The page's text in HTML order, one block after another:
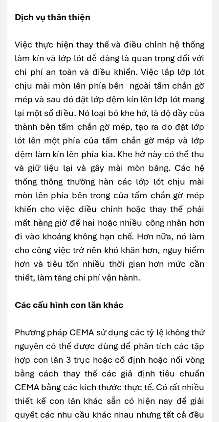
Dịch vụ thân thiện
Việc thực hiện thay thế và điều chỉnh hệ thống
làm kín và lớp lót dễ dàng là quan trọng đối với
chi phí an toàn và điều khiển. Việc lắp lớp lót
chịu mài mòn lên phía bên ngoài tấm chắn gờ
mép và sau đó đặt lớp đệm kín lên lớp lót mang
lại một số điều. Nó loại bỏ khe hở, là độ dầy của
thành bên tấm chắn gờ mép, tạo ra do đặt lớp
lót lên một phía của tấm chắn gờ mép và lớp
đệm làm kín lên phía kia. Khe hở này có thể thu
và giữ liệu lại và gây mài mòn băng. Các hệ
thống thông thường hàn các lớp lót chịu mài
mòn lên phía bên trong của tấm chắn gờ mép
khiến cho việc điều chỉnh hoặc thay thế phải
mất hàng giờ để hai hoặc nhiều công nhân hơn
đi vào khoảng không hạn chế. Hơn nữa, nó làm
cho công việc trở nên khó khăn hơn, nguy hiểm
hơn và tiêu tốn nhiều thời gian hơn mức cần
thiết, làm tăng chi phí vận hành.
Các cấu hình con lăn khác
Phương pháp CEMA sử dụng các tỷ lệ không thứ
nguyên có thể được dùng để phân tích các tập
hợp con lăn 3 trục hoặc cố định hoặc nối vòng
bằng cách thay thế các giả định tiêu chuẩn
CEMA bằng các kích thước thực tế. Có rất nhiều
thiết kế con lăn khác sẵn có hiện nay để giải
quyết các nhu cầu khác nhau nhưng tất cả đều